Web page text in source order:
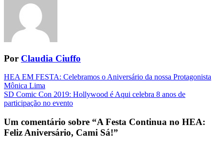
Por Claudia Ciuffo
Navegação
da
Postagem
HEA EM FESTA: Celebramos o Aniversário da nossa Protagonista
Mônica Lima
SD Comic Con 2019: Hollywood é Aqui celebra 8 anos de
participação no evento
Um comentário sobre “A Festa Continua no HEA:
Feliz Aniversário, Cami Sá!”